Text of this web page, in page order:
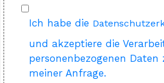
Ich habe die
und akzeptiere die
personenbezogenen
meiner Anfrage.